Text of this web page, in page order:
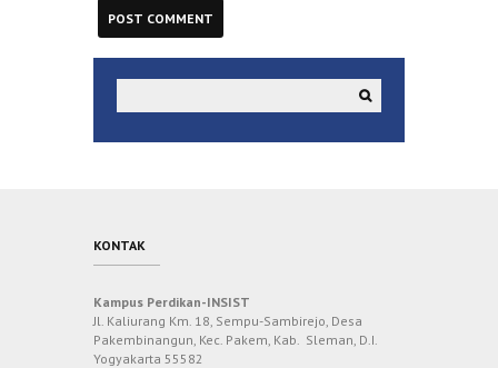
KONTAK
Kampus Perdikan-INSIST
Jl. Kaliurang Km. 18, Sempu-Sambirejo, Desa
Pakembinangun, Kec. Pakem, Kab. Sleman, D.I.
Yogyakarta 55582